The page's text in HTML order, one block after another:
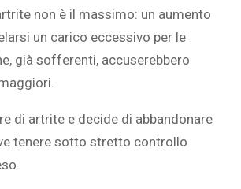
non è il massimo: un aumento
un carico eccessivo per le
già sofferenti, accuserebbero
di artrite e decide di abbandonare
tenere sotto stretto controllo